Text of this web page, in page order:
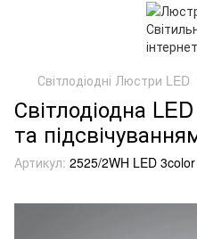
Світлодіодні Люстри LED
Світлодіодна
та
Артикул: 2525/2WH LED